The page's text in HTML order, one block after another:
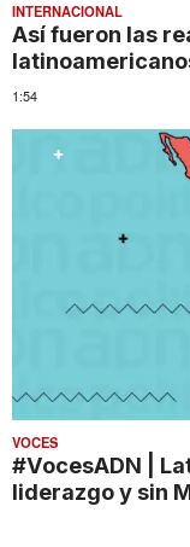
INTERNACIONAL
Así fueron las
1:54
VOCES
#VocesADN |
liderazgo y sin